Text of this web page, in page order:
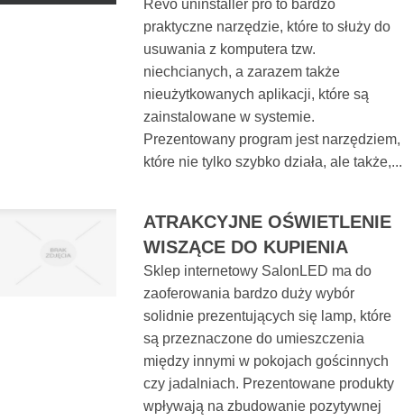
Revo uninstaller pro to bardzo
praktyczne narzędzie, które to służy do
usuwania z komputera tzw.
niechcianych, a zarazem także
nieużytkowanych aplikacji, które są
zainstalowane w systemie.
Prezentowany program jest narzędziem,
które nie tylko szybko działa, ale także,...
ATRAKCYJNE OŚWIETLENIE
WISZĄCE DO KUPIENIA
Sklep internetowy SalonLED ma do
zaoferowania bardzo duży wybór
solidnie prezentujących się lamp, które
są przeznaczone do umieszczenia
między innymi w pokojach gościnnych
czy jadalniach. Prezentowane produkty
wpływają na zbudowanie pozytywnej